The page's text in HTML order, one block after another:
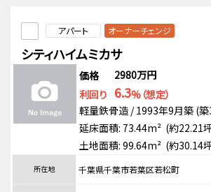
アパート オーナーチェンジ
シティハイムミカサ
価格
2980万円
利回り 6.3%（想定）
軽量鉄骨造 / 1993年9月築 (
延床面積: 73.44m² (約22.21
土地面積: 99.64m² (約30.14
所在地 千葉県千葉市若葉区若松町